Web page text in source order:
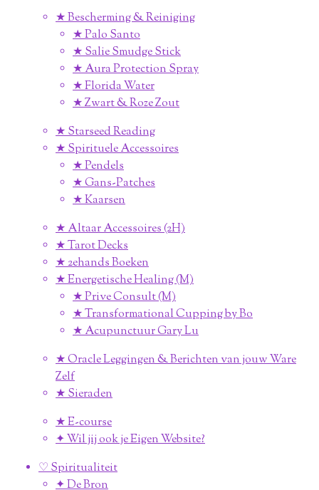
★ Bescherming & Reiniging
★ Palo Santo
★ Salie Smudge Stick
★ Aura Protection Spray
★ Florida Water
★ Zwart & Roze Zout
★ Starseed Reading
★ Spirituele Accessoires
★ Pendels
★ Gans-Patches
★ Kaarsen
★ Altaar Accessoires (2H)
★ Tarot Decks
★ 2ehands Boeken
★ Energetische Healing (M)
★ Prive Consult (M)
★ Transformational Cupping by Bo
★ Acupunctuur Gary Lu
★ Oracle Leggingen & Berichten van jouw Ware
Zelf
★ Sieraden
★ E-course
✦ Wil jij ook je Eigen Website?
♡ Spiritualiteit
✦ De Bron